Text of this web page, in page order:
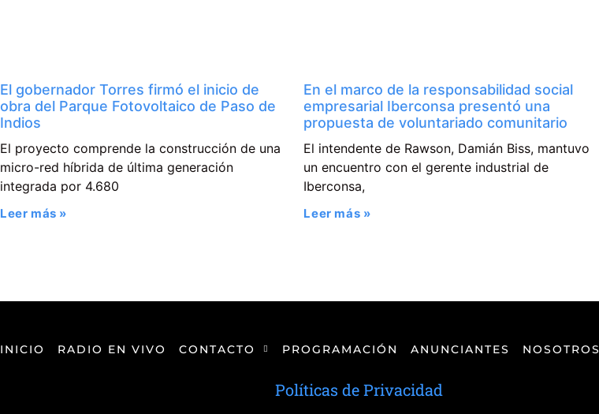
El gobernador Torres firmó el inicio de
obra del Parque Fotovoltaico de Paso de
Indios
El proyecto comprende la construcción de una
micro-red híbrida de última generación
integrada por 4.680
Leer más »
En el marco de la responsabilidad social
empresarial Iberconsa presentó una
propuesta de voluntariado comunitario
El intendente de Rawson, Damián Biss, mantuvo
un encuentro con el gerente industrial de
Iberconsa,
Leer más »
INICIO RADIO EN VIVO CONTACTO PROGRAMACIÓN ANUNCIANTES NOSOTROS
Políticas de Privacidad